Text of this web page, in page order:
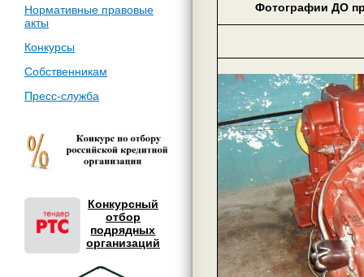
Нормативные правовые
акты
Конкурсы
Собственникам
Пресс-служба
Конкурсный
отбор
подрядных
организаций
Фотографии ДО